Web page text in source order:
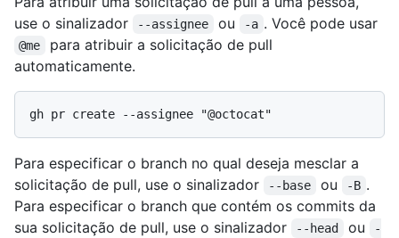
use o sinalizador
--assignee ou -a . Você pode usar
@me
para atribuir a solicitação de pull
automaticamente.
Para especificar o branch no qual deseja mesclar a
solicitação de pull, use o sinalizador
--base ou -B .
Para especificar o branch que contém os commits da
sua solicitação de pull, use o sinalizador
--head ou
-